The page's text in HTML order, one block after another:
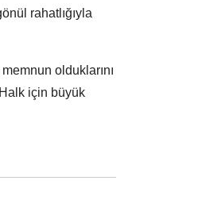
rahatlığıyla
olduklarını
için büyük